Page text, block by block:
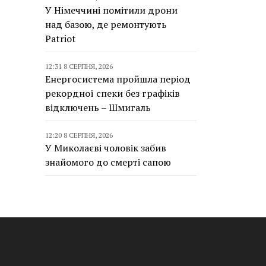
У Німеччині помітили дрони
над базою, де ремонтують
Patriot
12:31 8 СЕРПНЯ, 2026
Енергосистема пройшла період
рекордної спеки без графіків
відключень – Шмигаль
12:20 8 СЕРПНЯ, 2026
У Миколаєві чоловік забив
знайомого до смерті сапою